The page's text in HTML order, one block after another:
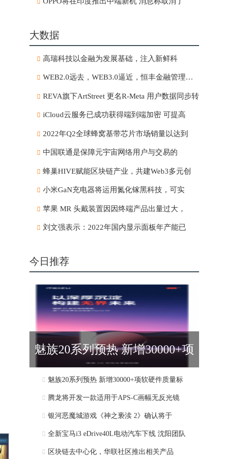
大数据
高瑞科技以金融为发展基础，注入新鲜科
WEB2.0远去，WEB3.0逼近，恒丰金融管理有限
REVA旗下ArtStreet 更名R-Meta 用户数据同步转
iCloud云服务已成功获得端到端加密 可提高
2022年Q2全球蜂窝基带芯片市场销量以达到
中国联通是保障元宇宙网络用户与交易的
蜂巢HIVE赋能区块链产业，共建Web3多元创
小米GaN充电器将运用氮化镓黑科技，可实
苹果 MR 头戴装置因因终端产品出量过大，
刘文强表示：2022年国内显示面板年产能已
今日推荐
魅族20系列预热 新增30000+项
软硬件质量标
魅族20系列预热 新增30000+项软硬件质量标
腾龙将开发一款适用于APS-C画幅无反光镜
银河恶魔城游戏《神之亵渎 2》确认将于
全新宝马i3 eDrive40L电动汽车下线 沈阳团队
区块链去中心化，华联社区推出相关产品